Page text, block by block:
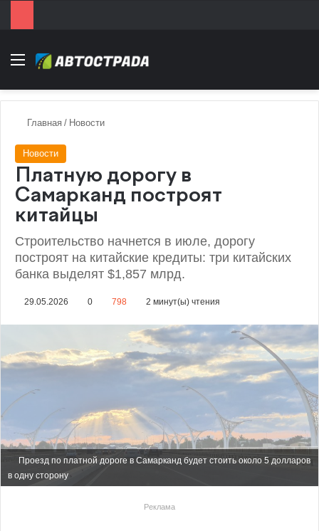
Menu
Главная / Новости
Новости
Платную дорогу в
Самарканд построят
китайцы
Строительство начнется в июле, дорогу
построят на китайские кредиты: три китайских
банка выделят $1,857 млрд.
29.05.2026 0 798 2 минут(ы) чтения
Проезд по платной дороге в Самарканд будет стоить около 5 долларов
в одну сторону
Реклама